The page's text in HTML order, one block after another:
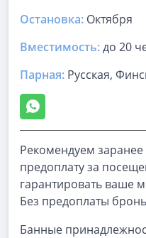
Остановка: Октября
Вместимость:до 20
Парная: Русская,
Рекомендуем
предоплату за
гарантировать ваше
Без предоплаты
Банные